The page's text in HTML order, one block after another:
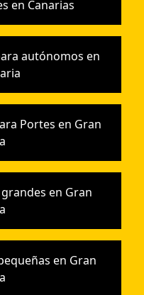
en Canarias
autónomos en
Portes en Gran
en Gran
en Gran